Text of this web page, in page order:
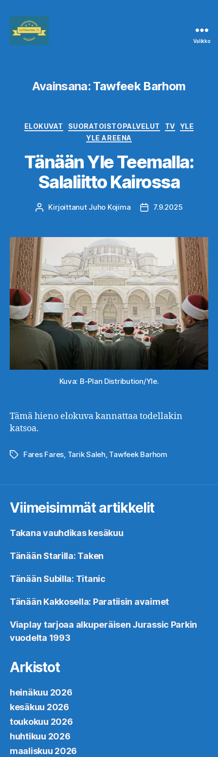
Valikko
Avainsana: Tawfeek Barhom
Kategoriat
ELOKUVAT SUORATOISTOPALVELUT TV
YLE
YLE AREENA
Tänään Yle Teemalla:
Salaliitto Kairossa
Kirjoittaja
Kirjoittanut Juho Kojima Julkaisupäivämäärä
7.9.2025
Kuva: B-Plan Distribution/Yle.
Tämä hieno elokuva kannattaa todellakin
katsoa.
Avainsanat
Fares Fares, Tarik Saleh, Tawfeek Barhom
Viimeisimmät artikkelit
Takana vauhdikas kesäkuu
Tänään Starilla: Taken
Tänään Subilla: Titanic
Tänään Kakkosella: Paratiisin avaimet
Viaplay tarjoaa alkuperäisen Jurassic Parkin
vuodelta 1993
Arkistot
heinäkuu 2026
kesäkuu 2026
toukokuu 2026
huhtikuu 2026
maaliskuu 2026